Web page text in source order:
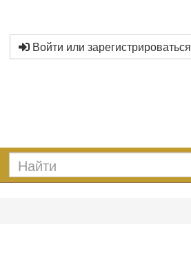
Войти или зарегистрироваться